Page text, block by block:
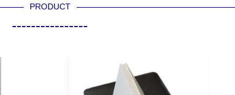
PRODUCT
----------------